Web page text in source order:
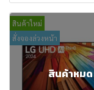
สินค้าใหม่
สั่งจองล่วงหน้า
สินค้าหมด